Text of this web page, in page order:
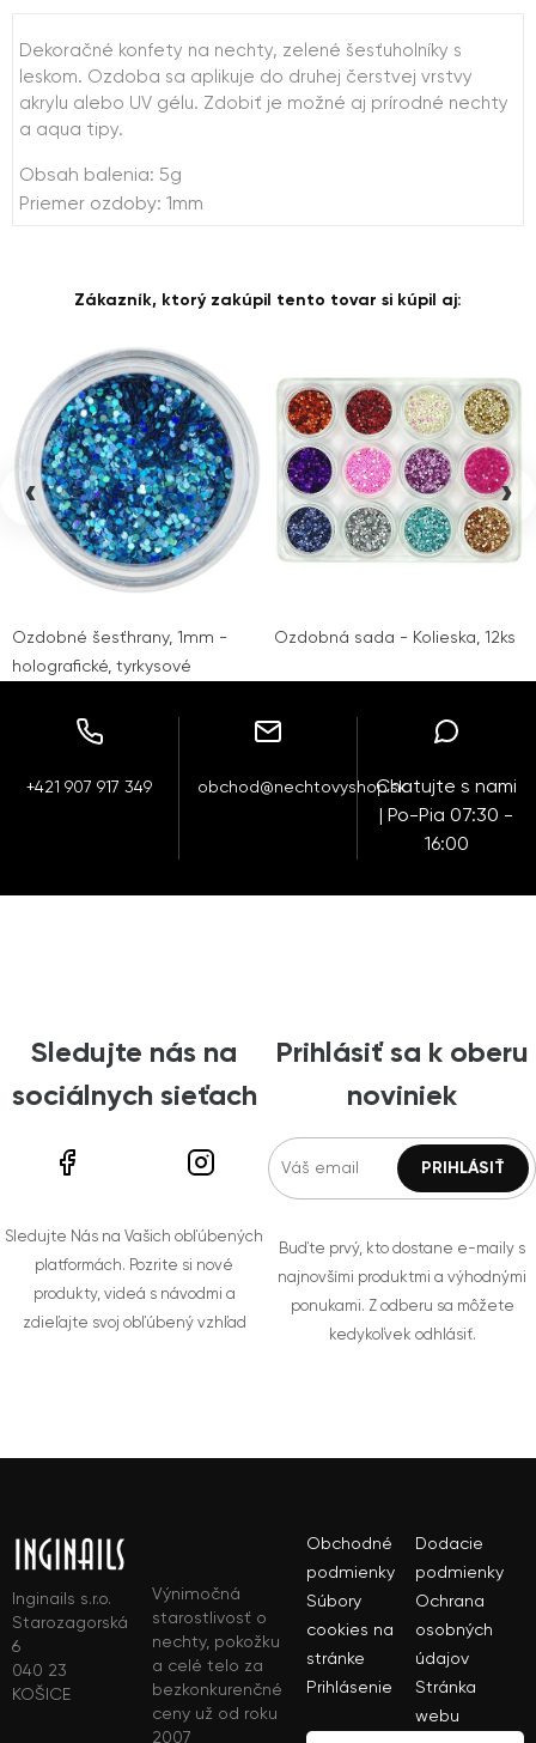
Dekoračné konfety na nechty, zelené šesťuholníky s
leskom. Ozdoba sa aplikuje do druhej čerstvej vrstvy
akrylu alebo UV gélu. Zdobiť je možné aj prírodné nechty
a aqua tipy.
Obsah balenia: 5g
Priemer ozdoby: 1mm
Zákazník, ktorý zakúpil tento tovar si kúpil aj:
Ozdobné šesťhrany, 1mm -
holografické, tyrkysové
Ozdobná sada - Kolieska, 12ks
‹ ›
+421 907 917 349 obchod@nechtovyshop.skChatujte s nami
| Po-Pia 07:30 -
16:00
Sledujte nás na
sociálnych sieťach
Sledujte Nás na Vašich obľúbených
platformách. Pozrite si nové
produkty, videá s návodmi a
zdieľajte svoj obľúbený vzhľad
Prihlásiť sa k oberu
noviniek
Buďte prvý, kto dostane e-maily s
najnovšími produktmi a výhodnými
ponukami. Z odberu sa môžete
kedykoľvek odhlásiť.
Inginails s.r.o.
Starozagorská
6
040 23
KOŠICE
Výnimočná
starostlivosť o
nechty, pokožku
a celé telo za
bezkonkurenčné
ceny už od roku
2007
Obchodné
podmienky
Dodacie
podmienky
Súbory
cookies na
stránke
Ochrana
osobných
údajov
Prihlásenie
Stránka
webu